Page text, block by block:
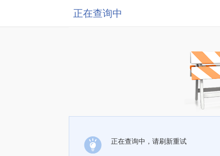
正在查询中
正在查询中，请刷新重试